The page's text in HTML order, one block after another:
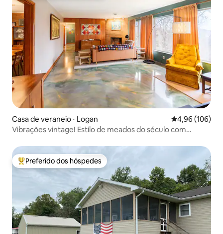
Casa de veraneio ⋅ Logan 4,96 de uma
4,96 (106)
Vibrações vintage! Estilo de meados do século com
Entre os melhores preferidos dos hóspedes
Preferido dos hóspedes